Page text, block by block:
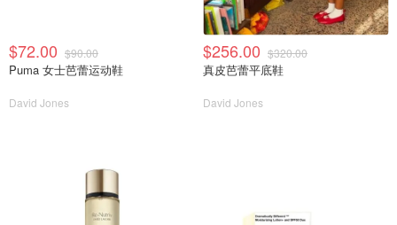
$72.00 $90.00
Puma 女士芭蕾运动鞋
David Jones
$256.00 $320.00
真皮芭蕾平底鞋
David Jones